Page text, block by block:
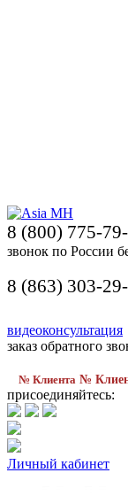
8 (800) 775-
звонок по России
8 (863) 303-
видеоконсультация
заказ обратного
№ Клиента №
присоединяйтесь:
Личный кабинет